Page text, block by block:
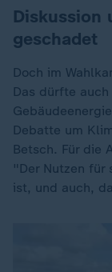
Diskussion
geschadet
Doch im
Das dürfte
Debatte um
Betsch. Für die
"Der Nutzen für
ist, und auch,